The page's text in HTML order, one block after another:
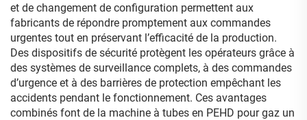
et de changement de configuration permettent aux
fabricants de répondre promptement aux commandes
urgentes tout en préservant l’efficacité de la production.
Des dispositifs de sécurité protègent les opérateurs grâce à
des systèmes de surveillance complets, à des commandes
d’urgence et à des barrières de protection empêchant les
accidents pendant le fonctionnement. Ces avantages
combinés font de la machine à tubes en PEHD pour gaz un